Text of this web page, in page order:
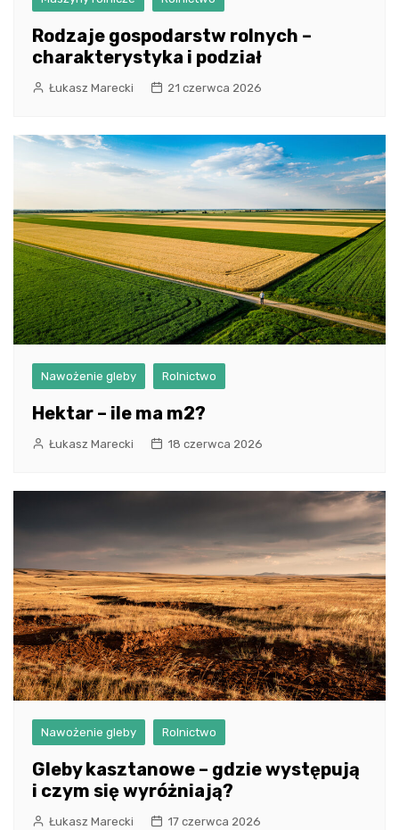
Rodzaje gospodarstw rolnych –
charakterystyka i podział
Łukasz Marecki 21 czerwca 2026
Nawożenie gleby Rolnictwo
Hektar – ile ma m2?
Łukasz Marecki 18 czerwca 2026
Nawożenie gleby Rolnictwo
Gleby kasztanowe – gdzie występują
i czym się wyróżniają?
Łukasz Marecki 17 czerwca 2026